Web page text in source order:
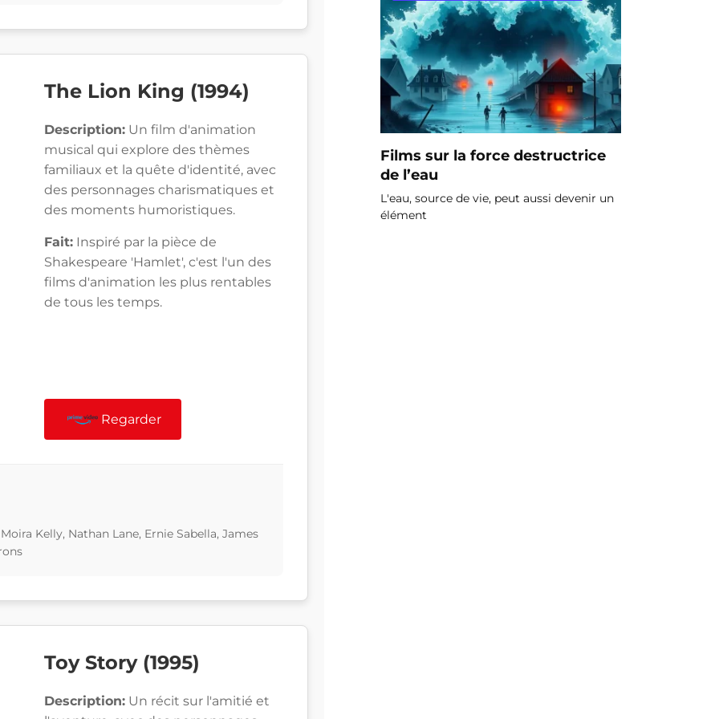
The Lion King (1994)
Description: Un film d'animation
musical qui explore des thèmes
familiaux et la quête d'identité, avec
des personnages charismatiques et
des moments humoristiques.
Fait: Inspiré par la pièce de
Shakespeare 'Hamlet', c'est l'un des
films d'animation les plus rentables
de tous les temps.
Regarder
Kelly, Nathan Lane, Ernie Sabella, James
Toy Story (1995)
Description: Un récit sur l'amitié et
Films sur la force destructrice
de l’eau
L'eau, source de vie, peut aussi devenir un
élément